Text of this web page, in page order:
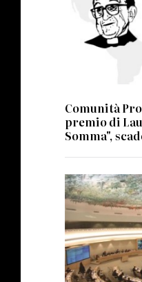
Comunità
premio di
Somma",
© UN Photo/